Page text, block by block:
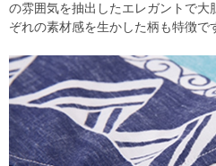
の雰囲気を抽出したエレガントで
ぞれの素材感を生かした柄も特徴で